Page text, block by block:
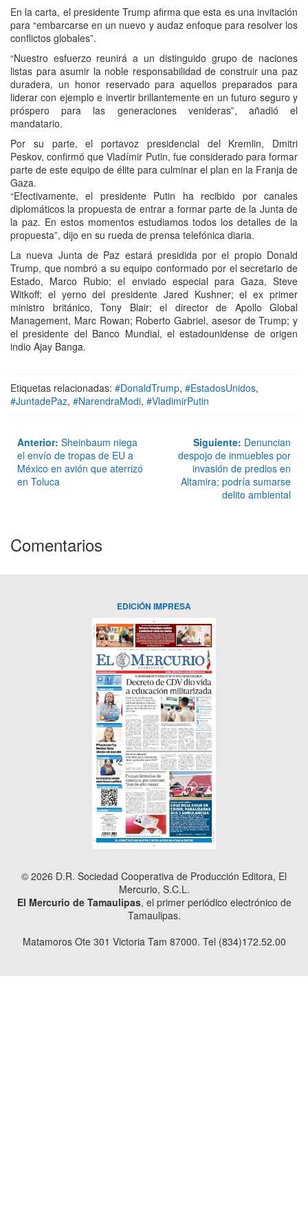
En la carta, el presidente Trump afirma que esta es una invitación
para “embarcarse en un nuevo y audaz enfoque para resolver los
conflictos globales”.
“Nuestro esfuerzo reunirá a un distinguido grupo de naciones
listas para asumir la noble responsabilidad de construir una paz
duradera, un honor reservado para aquellos preparados para
liderar con ejemplo e invertir brillantemente en un futuro seguro y
próspero para las generaciones venideras”, añadió el
mandatario.
Por su parte, el portavoz presidencial del Kremlin, Dmitri
Peskov, confirmó que Vladímir Putin, fue considerado para formar
parte de este equipo de élite para culminar el plan en la Franja de
Gaza.
“Efectivamente, el presidente Putin ha recibido por canales
diplomáticos la propuesta de entrar a formar parte de la Junta de
la paz. En estos momentos estudiamos todos los detalles de la
propuesta”, dijo en su rueda de prensa telefónica diaria.
La nueva Junta de Paz estará presidida por el propio Donald
Trump, que nombró a su equipo conformado por el secretario de
Estado, Marco Rubio; el enviado especial para Gaza, Steve
Witkoff; el yerno del presidente Jared Kushner; el ex primer
ministro británico, Tony Blair; el director de Apollo Global
Management, Marc Rowan; Roberto Gabriel, asesor de Trump; y
el presidente del Banco Mundial, el estadounidense de origen
indio Ajay Banga.
Etiquetas relacionadas: #DonaldTrump, #EstadosUnidos,
#JuntadePaz, #NarendraModi, #VladimirPutin
Anterior: Sheinbaum niega
el envío de tropas de EU a
México en avión que aterrizó
en Toluca
Siguiente: Denuncian
despojo de inmuebles por
invasión de predios en
Altamira; podría sumarse
delito ambiental
Comentarios
EDICIÓN IMPRESA
© 2026 D.R. Sociedad Cooperativa de Producción Editora, El
Mercurio, S.C.L.
El Mercurio de Tamaulipas, el primer periódico electrónico de
Tamaulipas.
Matamoros Ote 301 Victoria Tam 87000. Tel (834)172.52.00